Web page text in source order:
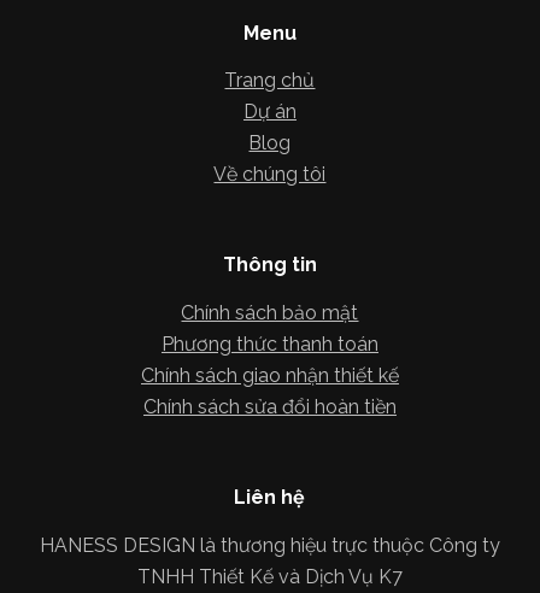
Menu
Trang chủ
Dự án
Blog
Về chúng tôi
Thông tin
Chính sách bảo mật
Phương thức thanh toán
Chính sách giao nhận thiết kế
Chính sách sửa đổi hoàn tiền
Liên hệ
HANESS DESIGN là thương hiệu trực thuộc Công ty
TNHH Thiết Kế và Dịch Vụ K7